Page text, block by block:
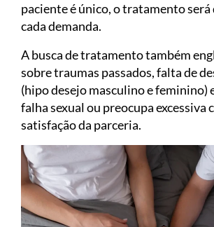
paciente é único, o tratamento será
cada demanda.
A busca de tratamento também
sobre traumas passados, falta de
(hipo desejo masculino e feminino)
falha sexual ou preocupa excessiva
satisfação da parceria.